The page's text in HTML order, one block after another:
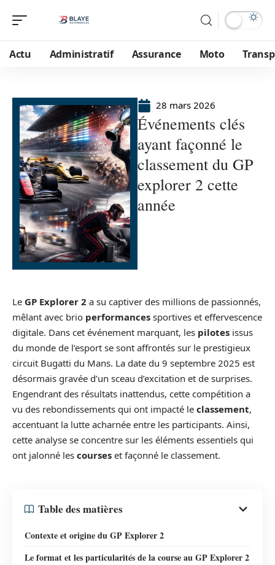
Actu Administratif Assurance Moto
28 mars 2026
Événements clés
ayant façonné le
classement du GP
explorer 2 cette
année
Le GP Explorer 2 a su captiver des millions de passionnés,
mêlant avec brio performances sportives et effervescence
digitale. Dans cet événement marquant, les pilotes issus
du monde de l’esport se sont affrontés sur le prestigieux
circuit Bugatti du Mans. La date du 9 septembre 2025 est
désormais gravée d’un sceau d’excitation et de surprises.
Engendrant des résultats inattendus, cette compétition a
vu des rebondissements qui ont impacté le classement,
accentuant la lutte acharnée entre les participants. Ainsi,
cette analyse se concentre sur les éléments essentiels qui
ont jalonné les courses et façonné le classement.
Table des matières
Contexte et origine du GP Explorer 2
Le format et les particularités de la course au GP Explorer 2